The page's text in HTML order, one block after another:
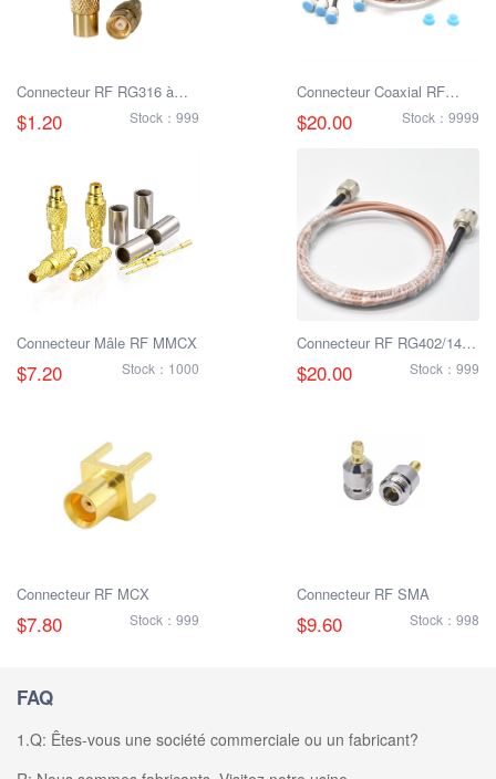
Connecteur RF RG316 à
sertir femelle MCX
$1.20 Stock：999
Connecteur Coaxial RF
SMA BNC Mâle/Femelle
$20.00 Stock：9999
Connecteur Mâle RF MMCX
$7.20 Stock：1000
Connecteur RF RG402/141
N-JJ Mâle à Mâle
$20.00 Stock：999
Connecteur RF MCX
$7.80 Stock：999
Connecteur RF SMA
$9.60 Stock：998
FAQ
1.Q: Êtes-vous une société commerciale ou un fabricant?